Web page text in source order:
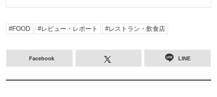
FOOD レビュー・レポート レストラン・飲食店
Facebook LINE